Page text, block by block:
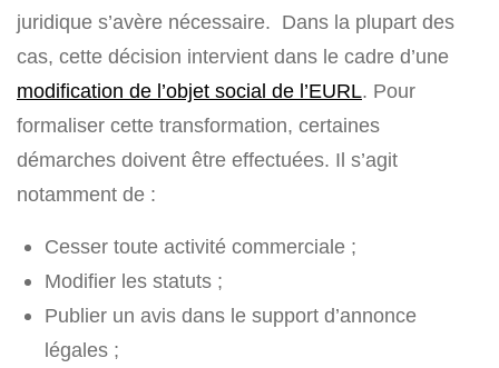
juridique s’avère nécessaire. Dans la plupart des
cas, cette décision intervient dans le cadre d’une
modification de l’objet social de l’EURL. Pour
formaliser cette transformation, certaines
démarches doivent être effectuées. Il s’agit
notamment de :
Cesser toute activité commerciale ;
Modifier les statuts ;
Publier un avis dans le support d’annonce
légales ;